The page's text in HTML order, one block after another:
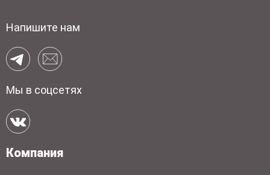
Напишите нам
Мы в соцсетях
Компания